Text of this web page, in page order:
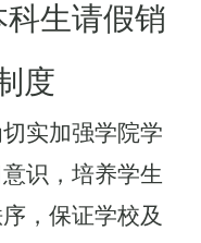
生请假销
度
实加强学院学
识，培养学生
，保证学校及